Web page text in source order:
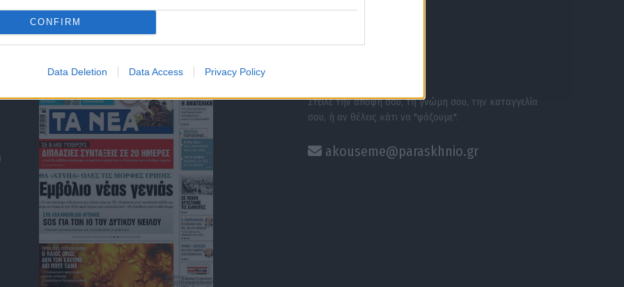
CONFIRM
Data Deletion Data Access Privacy Policy
ΤΑ ΠΡΩΤΟΣΕΛΙΔΑ ΣΗΜΕΡΑ ΕΝΗΜΕΡΩΣΟΥ ΠΡΩΤΟΣ
Στείλε την άποψή σου, τη γνώμη σου, την καταγγελία
σου, ή αν θέλεις κάτι να "ψάξουμε".
akouseme@paraskhnio.gr